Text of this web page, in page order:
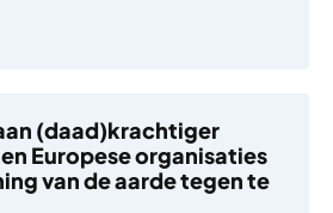
(daad)krachtiger
Europese organisaties
van de aarde tegen te